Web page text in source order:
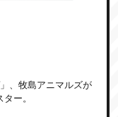
、牧島アニマルズが
ー。